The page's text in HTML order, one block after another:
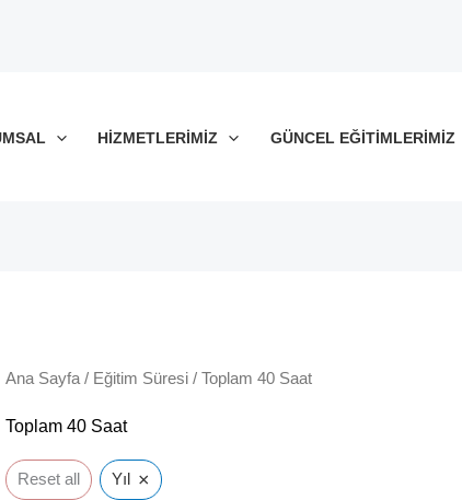
HIZMETLERIMIZ GÜNCEL EĞITIMLERIMIZ
Ana Sayfa/ Eğitim Süresi/ Toplam 40 Saat
Toplam 40 Saat
Reset all Yıl ×